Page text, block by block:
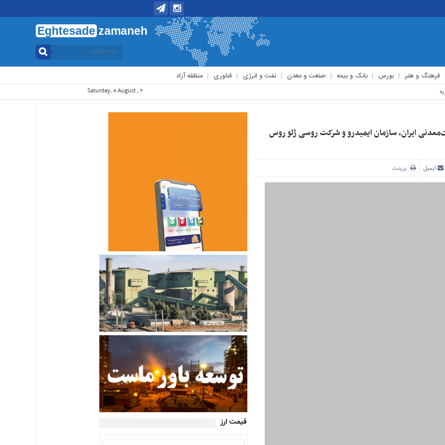
Eghtesade zamaneh
فرهنگ و هنر بورس بانک و بیمه صنعت و معدن نفت و انرژی فناوری منظقه آزاد
ایران، سازمان ایمیدرو و شرکت روسی ژئو روس
ایمیل پرینت
قیمت ارز